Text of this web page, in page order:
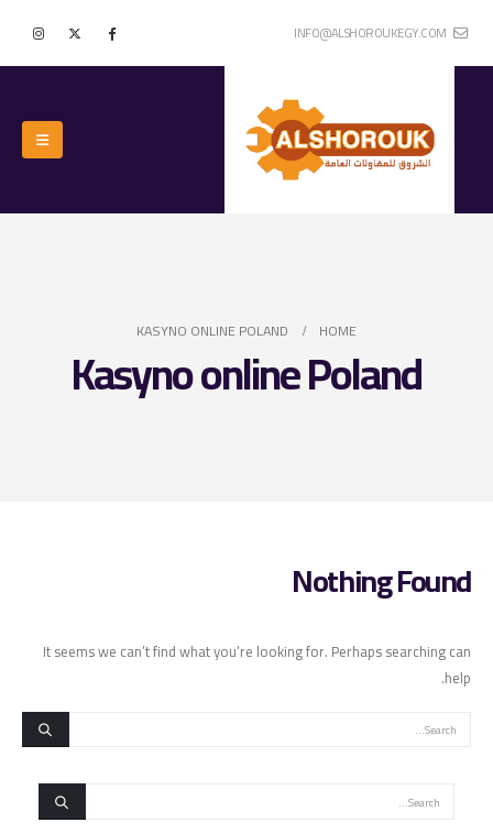
INFO@ALSHOROUKEGY.COM
HOME
KASYNO ONLINE POLAND
Kasyno online Poland
Nothing Found
It seems we can’t find what you’re looking for. Perhaps searching can
help.